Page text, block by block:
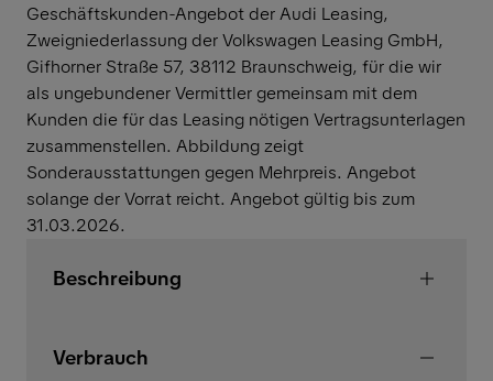
Geschäftskunden-Angebot der Audi Leasing,
Zweigniederlassung der Volkswagen Leasing GmbH,
Gifhorner Straße 57, 38112 Braunschweig, für die wir
als ungebundener Vermittler gemeinsam mit dem
Kunden die für das Leasing nötigen Vertragsunterlagen
zusammenstellen. Abbildung zeigt
Sonderausstattungen gegen Mehrpreis. Angebot
solange der Vorrat reicht. Angebot gültig bis zum
31.03.2026.
Beschreibung
Verbrauch